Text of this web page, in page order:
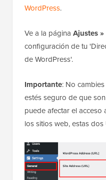
WordPress.
Ve a la página Ajustes
configuración de tu
de WordPress'.
Importante: No
estés seguro de que
puede afectar el acceso
los sitios web, estas